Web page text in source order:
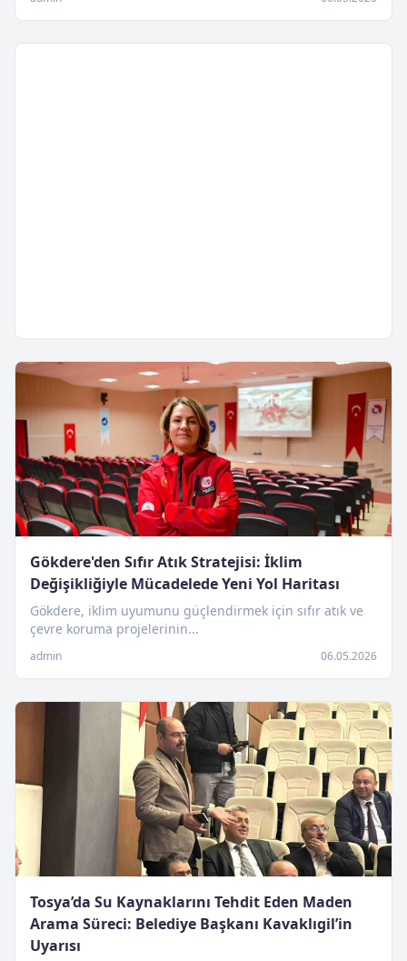
Gökdere'den Sıfır Atık Stratejisi: İklim
Değişikliğiyle Mücadelede Yeni Yol Haritası
Gökdere, iklim uyumunu güçlendirmek için sıfır atık ve
çevre koruma projelerinin...
admin 06.05.2026
Tosya’da Su Kaynaklarını Tehdit Eden Maden
Arama Süreci: Belediye Başkanı Kavaklıgil’in
Uyarısı